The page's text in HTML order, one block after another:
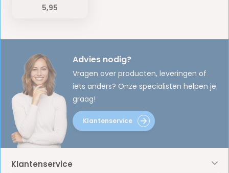
5,95
Advies nodig?
Vragen over producten, leveringen of
iets anders? Onze specialisten helpen je
graag!
Klantenservice
Klantenservice